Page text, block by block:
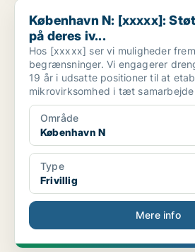
København N: [xxxxx]: Støt unge
København N: [xxxxx]:
på deres iv...
Hos [xxxxx] ser vi muligheder
begrænsninger. Vi engagerer
19 år i udsatte positioner til at
mikrovirksomhed i tæt
Område
København N
Type
Frivillig
Mere info